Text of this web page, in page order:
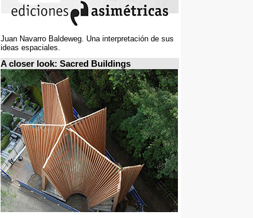
Juan Navarro Baldeweg. Una interpretación de sus
ideas espaciales.
A closer look: Sacred Buildings